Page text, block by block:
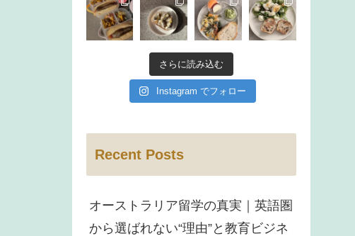
さらに読み込む
Instagram でフォロー
Recent Posts
オーストラリア留学の真実｜英語圏
から選ばれない“理由”と教育ビジネ